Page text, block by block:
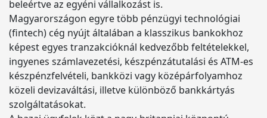
beleértve az egyéni vállalkozást is.
Magyarországon egyre több pénzügyi technológiai
(fintech) cég nyújt általában a klasszikus bankokhoz
képest egyes tranzakcióknál kedvezőbb feltételekkel,
ingyenes számlavezetési, készpénzátutalási és ATM-es
készpénzfelvételi, bankközi vagy középárfolyamhoz
közeli devizaváltási, illetve különböző bankkártyás
szolgáltatásokat.